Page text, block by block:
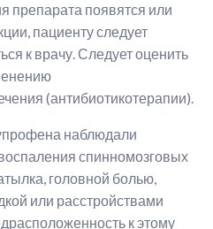
препарата появятся или
пациенту следует
к врачу. Следует оценить
(антибиотикотерапии).
наблюдали
спинномозговых
головной болью,
или расстройствами
к этому